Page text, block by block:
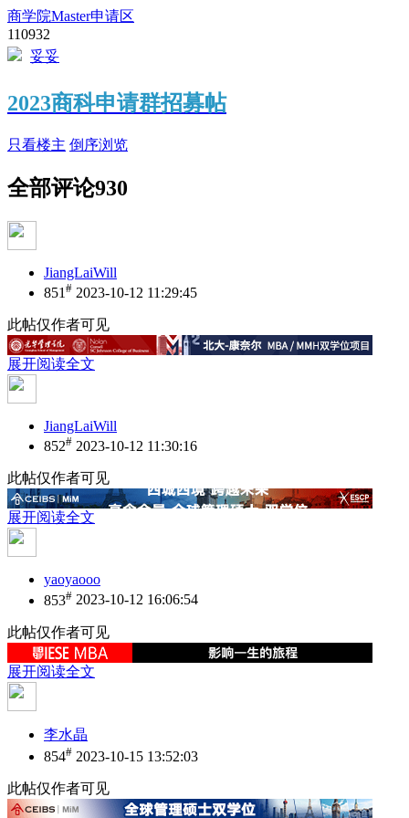
商学院Master申请区
110932
妥妥
2023商科申请群招募帖
只看楼主 倒序浏览
全部评论930
JiangLaiWill
851 # 2023-10-12 11:29:45
此帖仅作者可见
展开阅读全文
JiangLaiWill
852# 2023-10-12 11:30:16
此帖仅作者可见
展开阅读全文
yaoyaooo
853# 2023-10-12 16:06:54
此帖仅作者可见
展开阅读全文
李水晶
854# 2023-10-15 13:52:03
此帖仅作者可见